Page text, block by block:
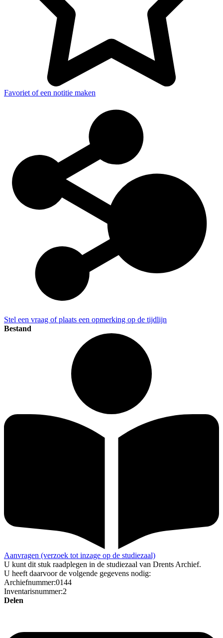
Favoriet of een notitie maken
Stel een vraag of plaats een opmerking op de tijdlijn
Bestand
Aanvragen (verzoek tot inzage op de studiezaal)
U kunt dit stuk raadplegen in de studiezaal van Drents Archief.
U heeft daarvoor de volgende gegevens nodig:
Archiefnummer:0144
Inventarisnummer:2
Delen